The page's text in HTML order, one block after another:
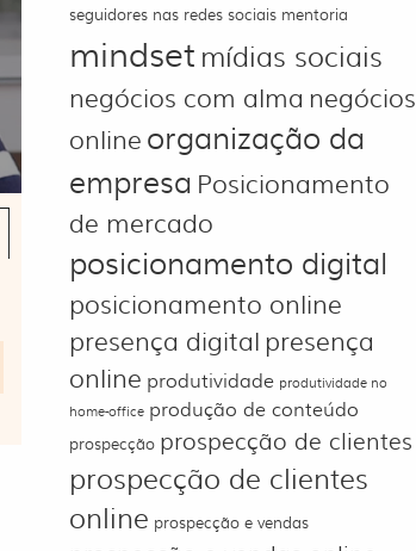
seguidores nas redes sociais mentoria
mindset mídias sociais
negócios com alma negócios
onlineorganização da
empresa Posicionamento
de mercado
posicionamento digital
posicionamento online
presença digitalpresença
online produtividade produtividade no
home-office produção de conteúdo
prospecção prospecção de clientes
prospecção de clientes
online prospecção e vendas